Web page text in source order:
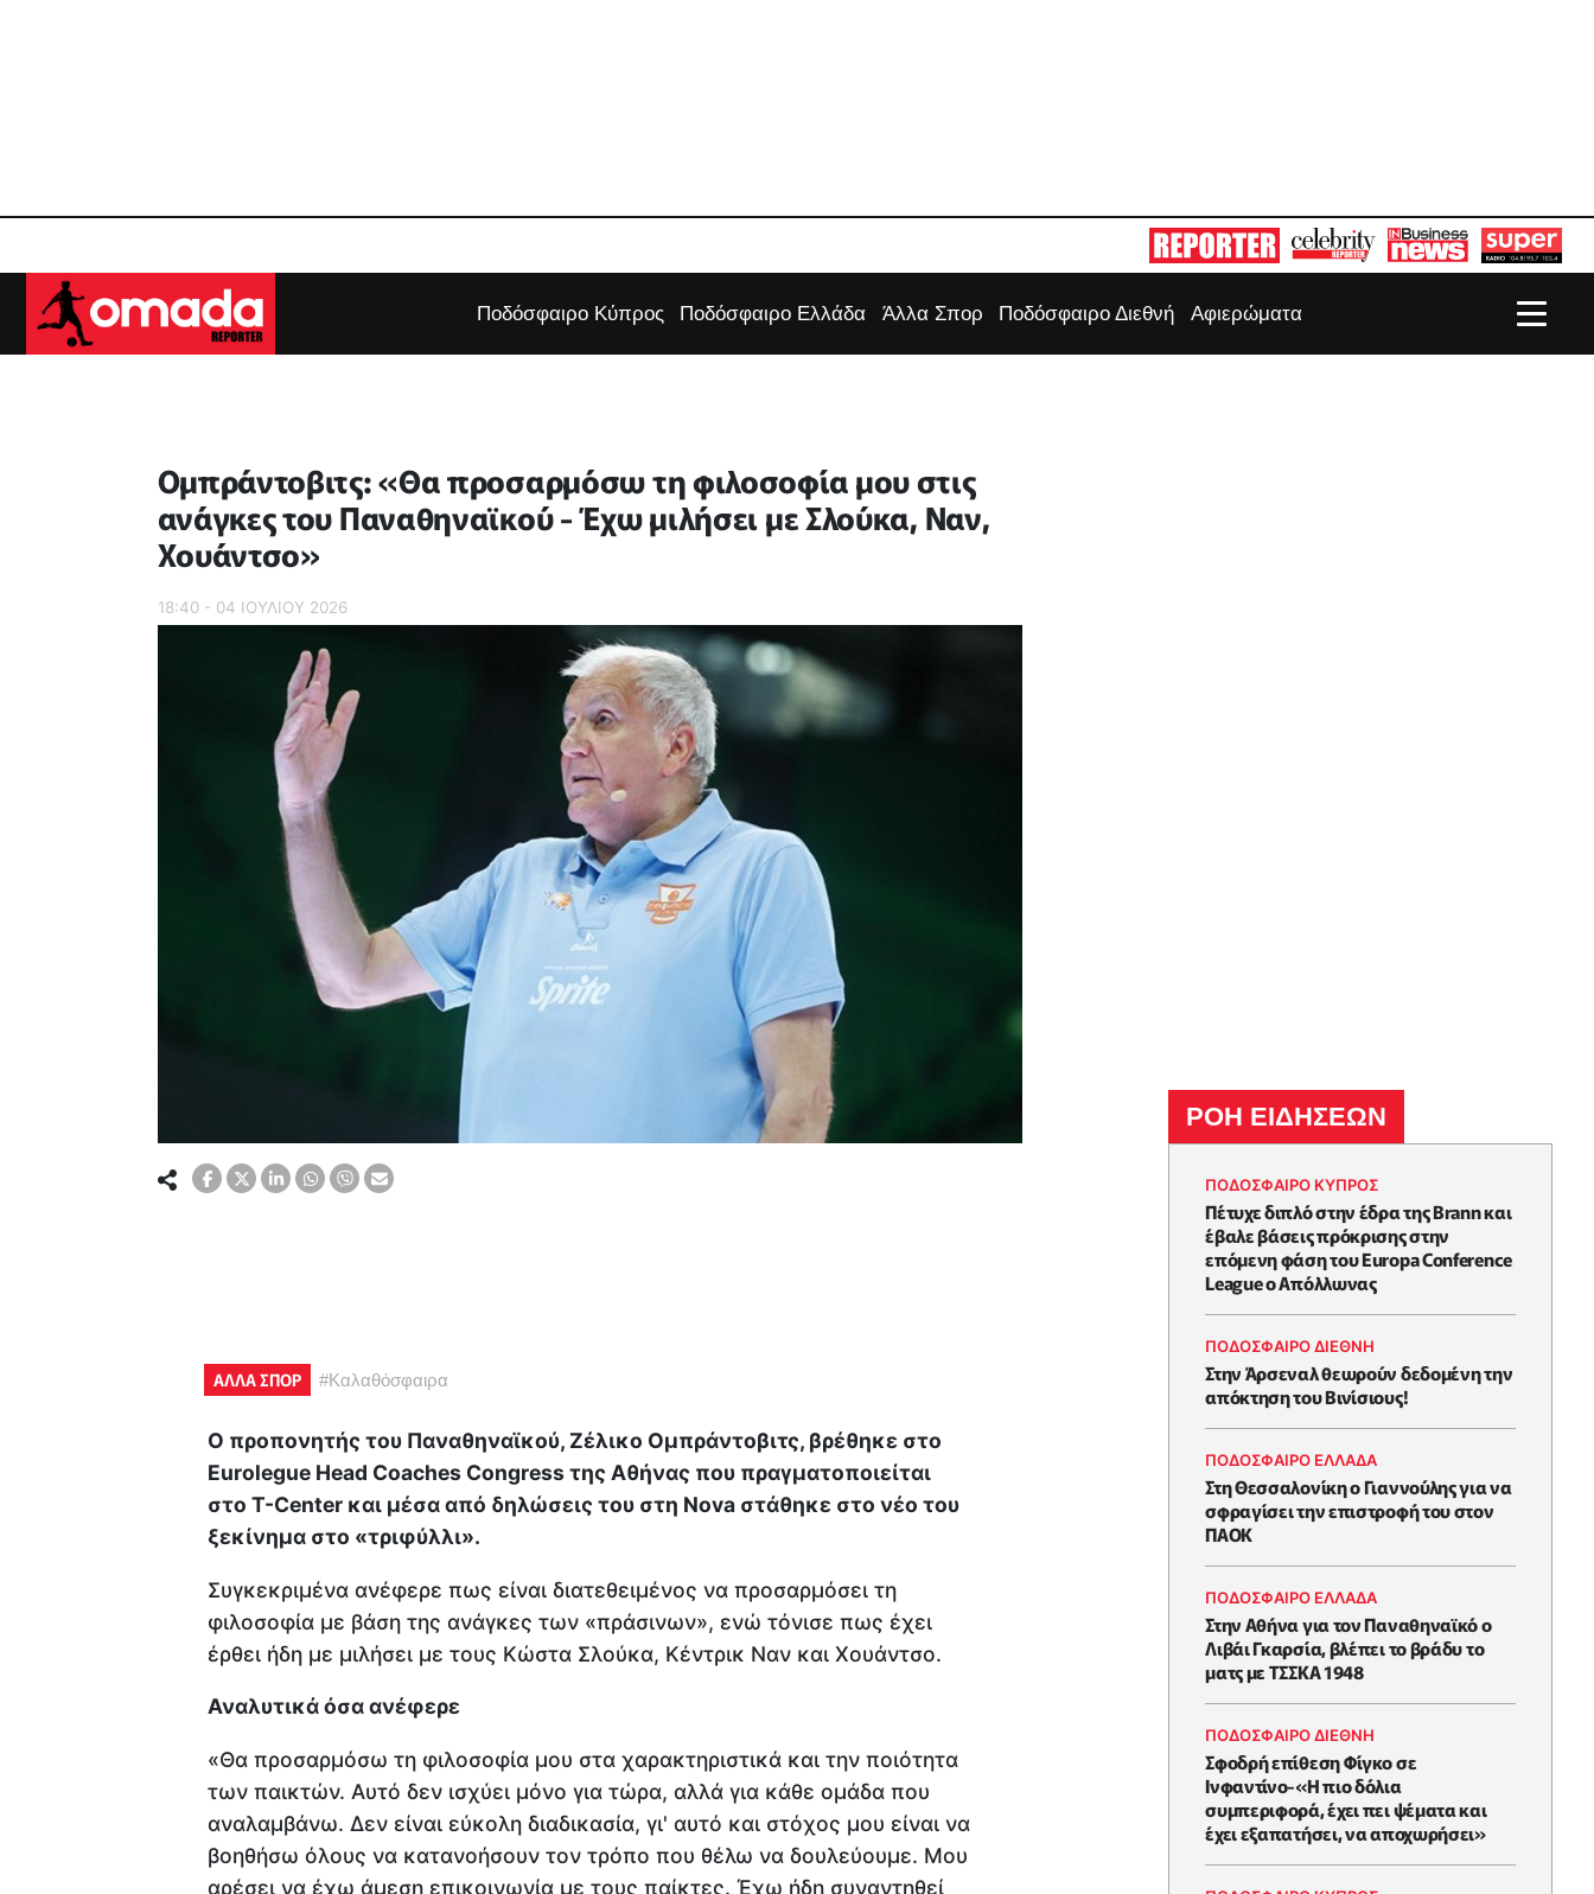
Ποδόσφαιρο Κύπρος Ποδόσφαιρο Ελλάδα Άλλα Σπορ Ποδόσφαιρο Διεθνή Αφιερώματα
Ομπράντοβιτς: «Θα προσαρμόσω τη φιλοσοφία μου στις
ανάγκες του Παναθηναϊκού - Έχω μιλήσει με Σλούκα, Ναν,
Χουάντσο»
18:40 - 04 ΙΟΥΛΙΟΥ 2026
ΑΛΛΑ ΣΠΟΡ #Καλαθόσφαιρα
Ο προπονητής του Παναθηναϊκού, Ζέλικο Ομπράντοβιτς, βρέθηκε στο
Eurolegue Head Coaches Congress της Αθήνας που πραγματοποιείται
στο T-Center και μέσα από δηλώσεις του στη Nova στάθηκε στο νέο του
ξεκίνημα στο «τριφύλλι».
Συγκεκριμένα ανέφερε πως είναι διατεθειμένος να προσαρμόσει τη
φιλοσοφία με βάση της ανάγκες των «πράσινων», ενώ τόνισε πως έχει
έρθει ήδη με μιλήσει με τους Κώστα Σλούκα, Κέντρικ Ναν και Χουάντσο.
Αναλυτικά όσα ανέφερε
«Θα προσαρμόσω τη φιλοσοφία μου στα χαρακτηριστικά και την ποιότητα
των παικτών. Αυτό δεν ισχύει μόνο για τώρα, αλλά για κάθε ομάδα που
αναλαμβάνω. Δεν είναι εύκολη διαδικασία, γι' αυτό και στόχος μου είναι να
βοηθήσω όλους να κατανοήσουν τον τρόπο που θέλω να δουλεύουμε. Μου
αρέσει να έχω άμεση επικοινωνία με τους παίκτες. Έχω ήδη συναντηθεί
ΡΟΗ ΕΙΔΗΣΕΩΝ
ΠΟΔΟΣΦΑΙΡΟ ΚΥΠΡΟΣ
Πέτυχε διπλό στην έδρα της Brann και
έβαλε βάσεις πρόκρισης στην
επόμενη φάση του Europa Conference
League ο Απόλλωνας
ΠΟΔΟΣΦΑΙΡΟ ΔΙΕΘΝΗ
Στην Άρσεναλ θεωρούν δεδομένη την
απόκτηση του Βινίσιους!
ΠΟΔΟΣΦΑΙΡΟ ΕΛΛΑΔΑ
Στη Θεσσαλονίκη ο Γιαννούλης για να
σφραγίσει την επιστροφή του στον
ΠΑΟΚ
ΠΟΔΟΣΦΑΙΡΟ ΕΛΛΑΔΑ
Στην Αθήνα για τον Παναθηναϊκό ο
Λιβάι Γκαρσία, βλέπει το βράδυ το
ματς με ΤΣΣΚΑ 1948
ΠΟΔΟΣΦΑΙΡΟ ΔΙΕΘΝΗ
Σφοδρή επίθεση Φίγκο σε
Ινφαντίνο-«Η πιο δόλια
συμπεριφορά, έχει πει ψέματα και
έχει εξαπατήσει, να αποχωρήσει»